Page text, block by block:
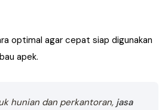
optimal agar cepat siap digunakan
apek.
hunian dan perkantoran, jasa